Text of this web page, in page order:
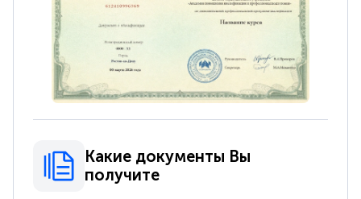
Какие документы Вы
получите